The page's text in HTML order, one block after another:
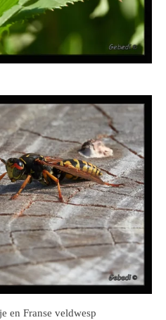
en Franse veldwesp